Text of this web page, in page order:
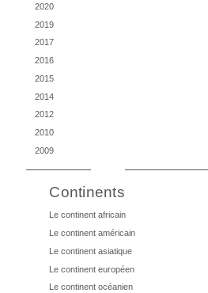
2020
2019
2017
2016
2015
2014
2012
2010
2009
Continents
Le continent africain
Le continent américain
Le continent asiatique
Le continent européen
Le continent océanien